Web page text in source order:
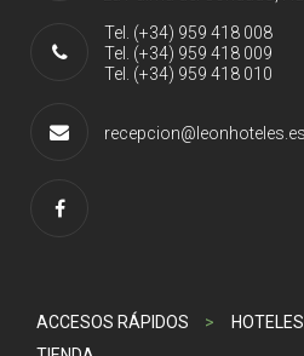
Tel. (+34) 959 418 008
Tel. (+34) 959 418 009
Tel. (+34) 959 418 010
recepcion@leonhoteles.es
ACCESOS RÁPIDOS > HOTELES